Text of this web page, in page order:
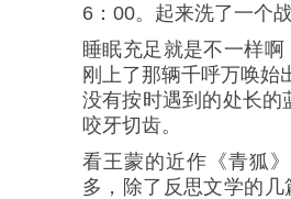
6：00。起来洗了一个
睡眠充足就是不一样
刚上了那辆千呼万唤始
没有按时遇到的处长的
咬牙切齿。
看王蒙的近作《青狐
多，除了反思文学的